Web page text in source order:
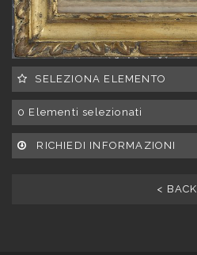
SELEZIONA ELEMENTO
0 Elementi selezionati
RICHIEDI INFORMAZIONI
< BACK